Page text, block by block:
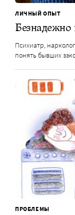
ЛИЧНЫЙ ОПЫТ
Безнадежно
Психиатр,
понять бывших
ПРОБЛЕМЫ